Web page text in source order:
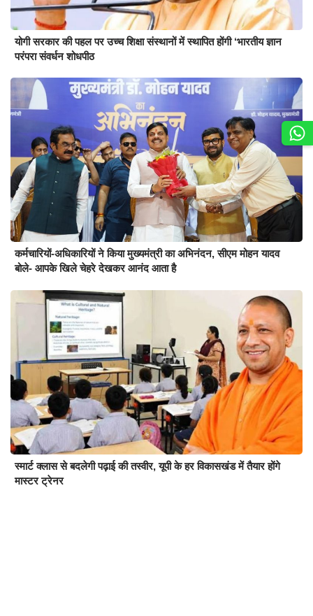
योगी सरकार की पहल पर उच्च शिक्षा संस्थानों में स्थापित होंगी ‘भारतीय ज्ञान
परंपरा संवर्धन शोधपीठ
कर्मचारियों-अधिकारियों ने किया मुख्यमंत्री का अभिनंदन, सीएम मोहन यादव
बोले- आपके खिले चेहरे देखकर आनंद आता है
स्मार्ट क्लास से बदलेगी पढ़ाई की तस्वीर, यूपी के हर विकासखंड में तैयार होंगे
मास्टर ट्रेनर